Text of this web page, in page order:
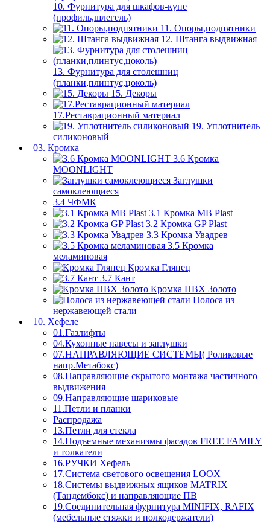
10. Фурнитура для шкафов-купе
(профиль,шлегель)
11. Опоры,подпятники
12. Штанга выдвижная
13. Фурнитура для столешниц
(планки,плинтус,цоколь)
15. Декоры
17.Реставрационный материал
19. Уплотнитель
силиконовый
03. Кромка
3.6 Кромка
MOONLIGHT
Заглушки
самоклеющиеся
3.4 ЧФМК
3.1 Кромка MB Plast
3.2 Кромка GP Plast
3.3 Кромка Увадрев
3.5 Кромка
меламиновая
Кромка Глянец
3.7 Кант
Кромка ПВХ Золото
Полоса из
нержавеющей стали
10. Хефеле
01.Газлифты
04.Кухонные навесы и заглушки
07.НАПРАВЛЯЮЩИЕ СИСТЕМЫ( Роликовые
напр.Метабокс)
08.Направляющие скрытого монтажа частичного
выдвижения
09.Направляющие шариковые
11.Петли и планки
Распродажа
13.Петли для стекла
14.Подъемные механизмы фасадов FREE FAMILY
и толкатели
16.РУЧКИ Хефель
17.Система светового освещения LOOX
18.Системы выдвижных ящиков MATRIX
(Тандембокс) и направляющие ПВ
19.Соединительная фурнитура MINIFIX, RAFIX
(мебельные стяжки и полкодержатели)